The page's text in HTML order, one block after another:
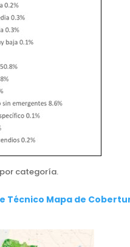
categoría.
Técnico Mapa de